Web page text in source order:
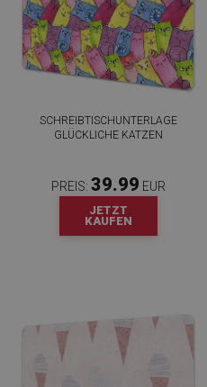
SCHREIBTISCHUNTERLAGE
GLÜCKLICHE KATZEN
PREIS: 39.99 EUR
JETZT
KAUFEN